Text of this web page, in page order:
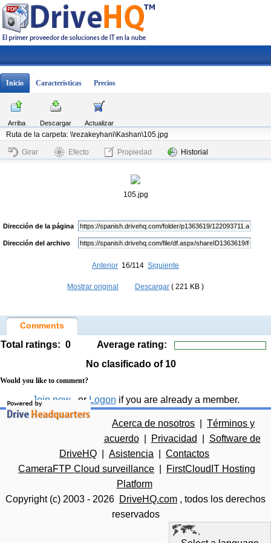
Inicio Características Precios
Arriba Descargar
Actualizar
Ruta de la carpeta: \\rezakeyhani\Kashan\105.jpg
Girar Efecto Propiedad Historial
105.jpg
Dirección de la página
Dirección del archivo
Anterior 16/114 Siguiente
Mostrar original Descargar ( 221 KB )
Comments
Total ratings: 0
Average rating:
No clasificado of 10
Would you like to comment?
Join now , or Logon if you are already a member.
Acerca de nosotros
Términos y
acuerdo
Privacidad
Software de
DriveHQ
Asistencia
Contactos
CameraFTP Cloud surveillance
FirstCloudIT Hosting
Platform
Copyright (c) 2003 - 2026 DriveHQ.com , todos los derechos
reservados